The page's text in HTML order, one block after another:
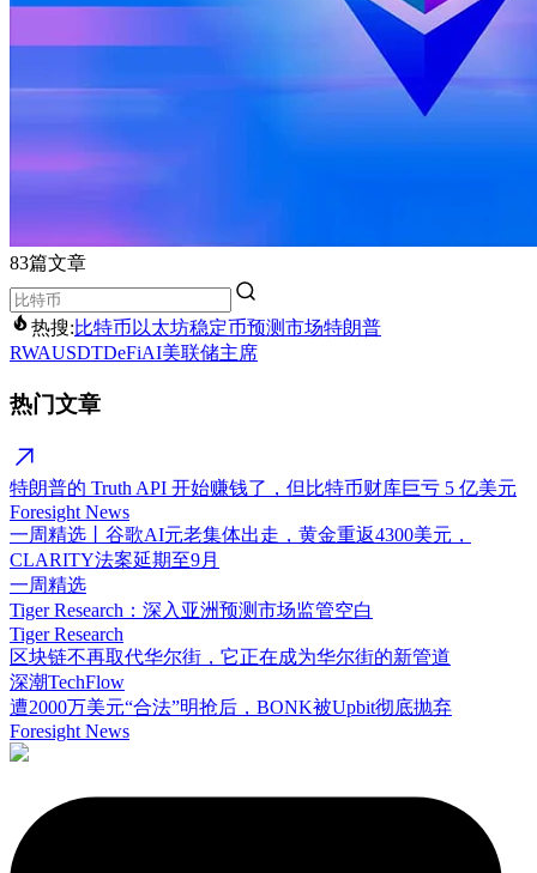
83篇文章
热搜:比特币 以太坊稳定币预测市场特朗普
RWAUSDTDeFiAI美联储主席
热门文章
特朗普的 Truth API 开始赚钱了，但比特币财库巨亏 5 亿美元
Foresight News
一周精选丨谷歌AI元老集体出走，黄金重返4300美元，
CLARITY法案延期至9月
一周精选
Tiger Research：深入亚洲预测市场监管空白
Tiger Research
区块链不再取代华尔街，它正在成为华尔街的新管道
深潮TechFlow
遭2000万美元“合法”明抢后，BONK被Upbit彻底抛弃
Foresight News